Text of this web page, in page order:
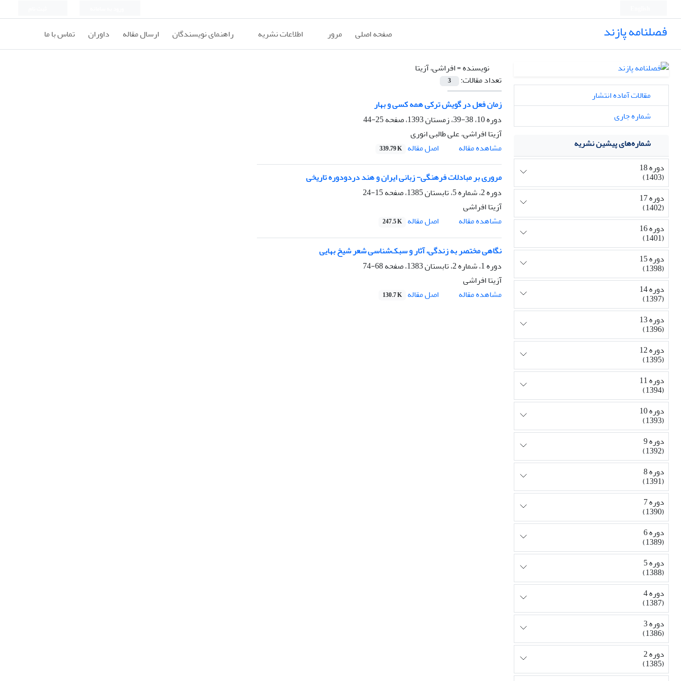
فصلنامه پازند صفحه اصلی مرور اطلاعات نشریه راهنمای نویسندگان ارسال مقاله داوران تماس با ما
نویسنده =افراشی، آزیتا
تعداد مقالات:
3
زمان فعل در گویش ترکی همه کسی و بهار
دوره 10، 38-39، زمستان 1393، صفحه
25-44
آزیتا افراشی، علی طالبی انوری
مشاهده مقاله
اصل مقاله 339.79 K
مروری بر مبادلات فرهنگی- زبانی ایران و هند دردودوره تاریخی
دوره 2، شماره 5، تابستان 1385، صفحه
15-24
آزیتا افراشی
مشاهده مقاله
اصل مقاله 247.5 K
نگاهی مختصر به زندگی، آثار و سبک‌شناسی شعر شیخ بهایی
دوره 1، شماره 2، تابستان 1383، صفحه
68-74
آزیتا افراشی
مشاهده مقاله
اصل مقاله 130.7 K
مقالات آماده انتشار
شماره جاری
شماره‌های پیشین نشریه
دوره 18
(1403)
دوره 17
(1402)
دوره 16
(1401)
دوره 15
(1398)
دوره 14
(1397)
دوره 13
(1396)
دوره 12
(1395)
دوره 11
(1394)
دوره 10
(1393)
دوره 9
(1392)
دوره 8
(1391)
دوره 7
(1390)
دوره 6
(1389)
دوره 5
(1388)
دوره 4
(1387)
دوره 3
(1386)
دوره 2
(1385)